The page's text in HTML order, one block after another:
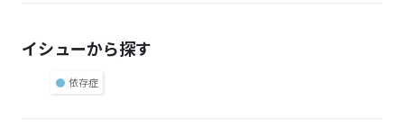
イシューから探す
● 依存症